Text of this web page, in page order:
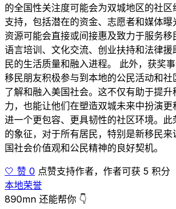
的全国性关注度可能会为双城地区的社
支持，包括潜在的资金、志愿者和媒体
资源可能会直接或间接惠及致力于服务
语言培训、文化交流、创业扶持和法律
民的生活质量和融入进程。 此外，获奖
移民朋友积极参与到本地的公民活动和
了解和融入美国社会。这不仅有助于提
力，也能让他们在塑造双城未来中扮演
进一个更包容、更具韧性的社区环境。此
的象征，对于所有居民，特别是新移民
国社会价值观和公民精神的良好契机。
🤍 赞 0 点赞支持作者，作者可获 5 积分
本地荣誉
890mn 还能帮你 👇